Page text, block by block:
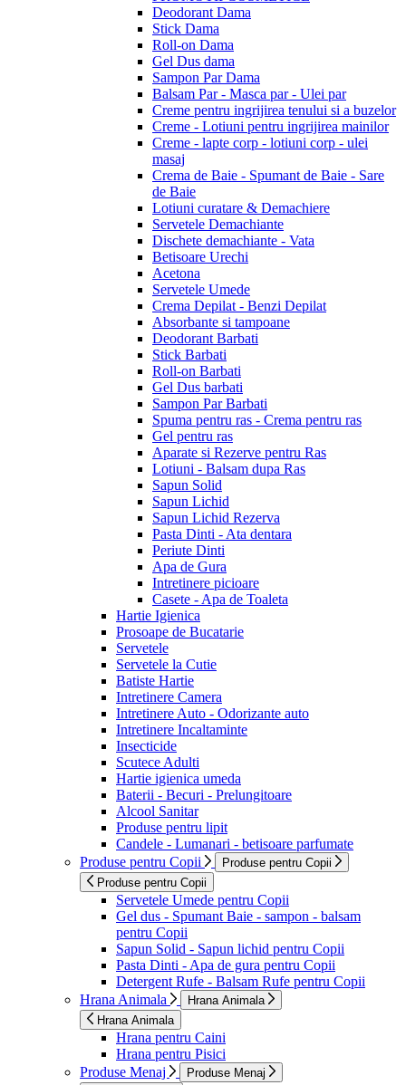
Deodorant Dama
Stick Dama
Roll-on Dama
Gel Dus dama
Sampon Par Dama
Balsam Par - Masca par - Ulei par
Creme pentru ingrijirea tenului si a buzelor
Creme - Lotiuni pentru ingrijirea mainilor
Creme - lapte corp - lotiuni corp - ulei
masaj
Crema de Baie - Spumant de Baie - Sare
de Baie
Lotiuni curatare & Demachiere
Servetele Demachiante
Dischete demachiante - Vata
Betisoare Urechi
Acetona
Servetele Umede
Crema Depilat - Benzi Depilat
Absorbante si tampoane
Deodorant Barbati
Stick Barbati
Roll-on Barbati
Gel Dus barbati
Sampon Par Barbati
Spuma pentru ras - Crema pentru ras
Gel pentru ras
Aparate si Rezerve pentru Ras
Lotiuni - Balsam dupa Ras
Sapun Solid
Sapun Lichid
Sapun Lichid Rezerva
Pasta Dinti - Ata dentara
Periute Dinti
Apa de Gura
Intretinere picioare
Casete - Apa de Toaleta
Hartie Igienica
Prosoape de Bucatarie
Servetele
Servetele la Cutie
Batiste Hartie
Intretinere Camera
Intretinere Auto - Odorizante auto
Intretinere Incaltaminte
Insecticide
Scutece Adulti
Hartie igienica umeda
Baterii - Becuri - Prelungitoare
Alcool Sanitar
Produse pentru lipit
Candele - Lumanari - betisoare parfumate
Produse pentru Copii
Produse pentru Copii
Produse pentru Copii
Servetele Umede pentru Copii
Gel dus - Spumant Baie - sampon - balsam
pentru Copii
Sapun Solid - Sapun lichid pentru Copii
Pasta Dinti - Apa de gura pentru Copii
Detergent Rufe - Balsam Rufe pentru Copii
Hrana Animala
Hrana Animala
Hrana Animala
Hrana pentru Caini
Hrana pentru Pisici
Produse Menaj
Produse Menaj